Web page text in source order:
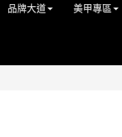
品牌大道 美甲專區